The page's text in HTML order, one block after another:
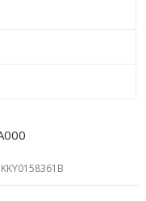
KKY0158361B